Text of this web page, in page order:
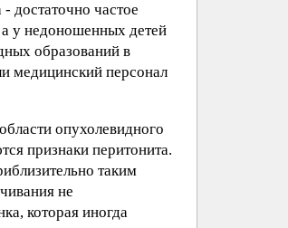
достаточно частое
а у недоношенных детей
образований в
медицинский персонал
опухолевидного
признаки перитонита.
таким
не
которая иногда